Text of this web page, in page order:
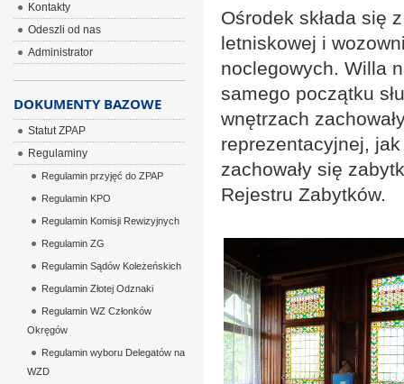
Ośrodek składa się
letniskowej i
noclegowych. Willa
samego początku
wnętrzach
reprezentacyjnej,
zachowały się
Rejestru Zabytków.
Kontakty
Odeszli od nas
Administrator
DOKUMENTY BAZOWE
Statut ZPAP
Regulaminy
Regulamin przyjęć do ZPAP
Regulamin KPO
Regulamin Komisji Rewizyjnych
Regulamin ZG
Regulamin Sądów Koleżeńskich
Regulamin Złotej Odznaki
Regulamin WZ Członków
Okręgów
Regulamin wyboru Delegatów na
WZD